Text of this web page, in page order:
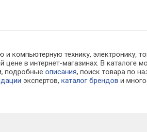
и компьютерную технику,
цене в интернет-магазинах. В
подробныеописания, поиск товара по
экспертов,каталог брендов и